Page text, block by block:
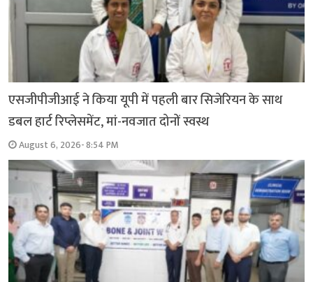
एसजीपीजीआई ने किया यूपी में पहली बार सिजेरियन के साथ
डबल हार्ट रिप्लेसमेंट, मां-नवजात दोनों स्वस्थ
August 6, 2026- 8:54 PM